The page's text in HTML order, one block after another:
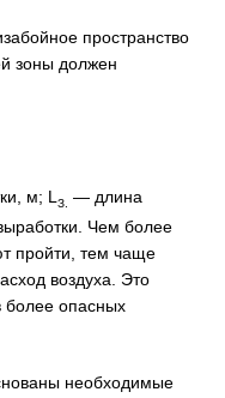
пространство
зоны должен
м; LЗ.
— длина
Чем более
пройти, тем чаще
воздуха. Это
более опасных
необходимые